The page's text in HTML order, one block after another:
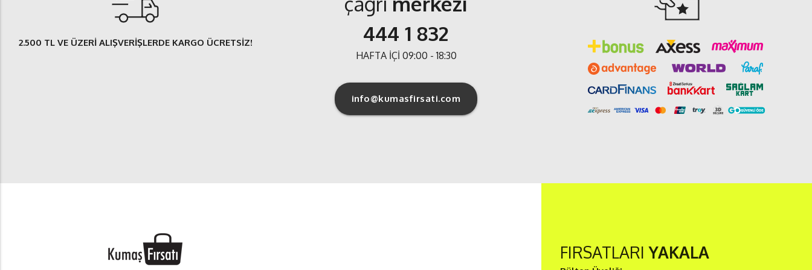
2.500 TLVE ÜZERİ ALIŞVERİŞLERDE KARGO ÜCRETSİZ!
444 1 832
HAFTA İÇİ 09:00 - 18:30
info@kumasfirsati.com
FIRSATLARIYAKALA